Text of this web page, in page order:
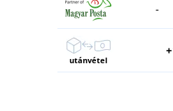
-
utánvétel